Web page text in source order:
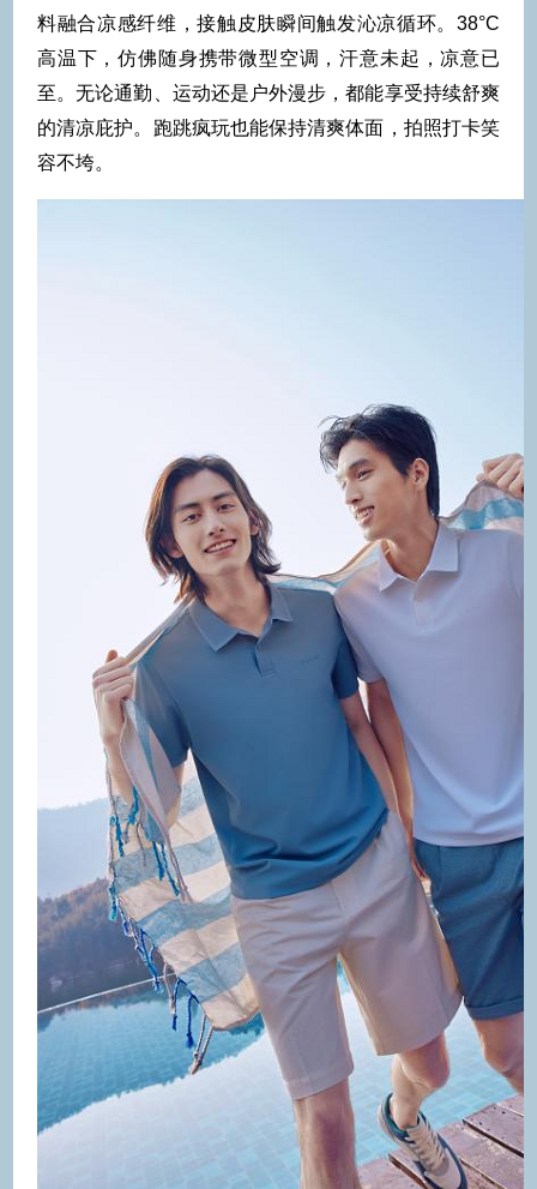
料融合凉感纤维，接触皮肤瞬间触发沁凉循环。38°C
高温下，仿佛随身携带微型空调，汗意未起，凉意已
至。无论通勤、运动还是户外漫步，都能享受持续舒爽
的清凉庇护。跑跳疯玩也能保持清爽体面，拍照打卡笑
容不垮。